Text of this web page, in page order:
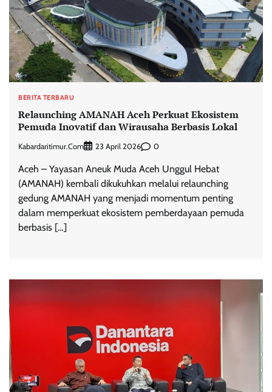
BERITA TERBARU
Relaunching AMANAH Aceh Perkuat Ekosistem
Pemuda Inovatif dan Wirausaha Berbasis Lokal
Kabardaritimur.com 23 April 2026 0
Aceh – Yayasan Aneuk Muda Aceh Unggul Hebat
(AMANAH) kembali dikukuhkan melalui relaunching
gedung AMANAH yang menjadi momentum penting
dalam memperkuat ekosistem pemberdayaan pemuda
berbasis […]